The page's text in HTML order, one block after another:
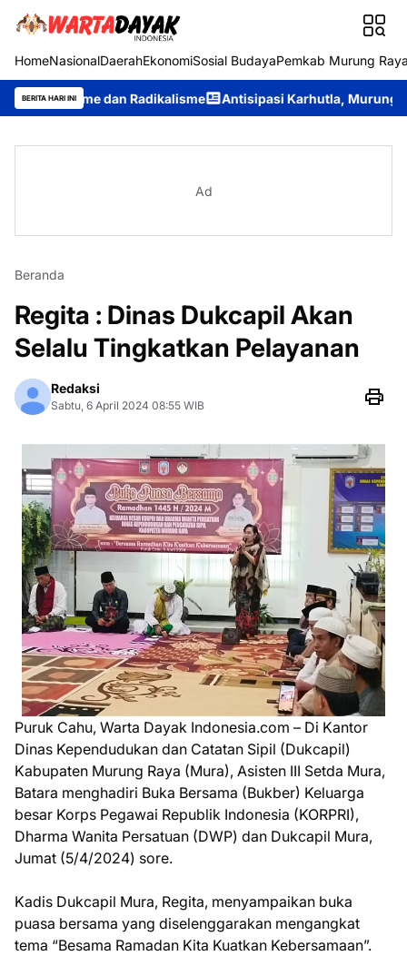
HomeNasionalDaerahEkonomiSosial BudayaPemkab Murung
BERITA HARI INI
dan Radikalisme Antisipasi Karhutla, Murung Raya Resmi
Ad
Beranda
Regita : Dinas Dukcapil Akan
Selalu Tingkatkan Pelayanan
Redaksi
Sabtu, 6 April 2024 08:55 WIB
Puruk Cahu, Warta Dayak Indonesia.com – Di Kantor
Dinas Kependudukan dan Catatan Sipil (Dukcapil)
Kabupaten Murung Raya (Mura), Asisten III Setda Mura,
Batara menghadiri Buka Bersama (Bukber) Keluarga
besar Korps Pegawai Republik Indonesia (KORPRI),
Dharma Wanita Persatuan (DWP) dan Dukcapil Mura,
Jumat (5/4/2024) sore.
Kadis Dukcapil Mura, Regita, menyampaikan buka
puasa bersama yang diselenggarakan mengangkat
tema “Besama Ramadan Kita Kuatkan Kebersamaan”.